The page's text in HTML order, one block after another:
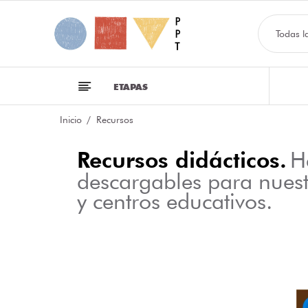
Todas
ETAPAS
Inicio Recursos
Recursos didácticos.
descargables para
y centros educativos.